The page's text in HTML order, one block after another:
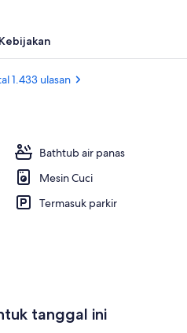
Selancar/boogie boarding
Kebijakan
1.433 ulasan
Bathtub air panas
Mesin Cuci
Termasuk parkir
tanggal ini